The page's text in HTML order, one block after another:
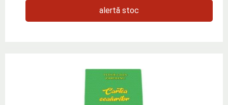
alertă stoc